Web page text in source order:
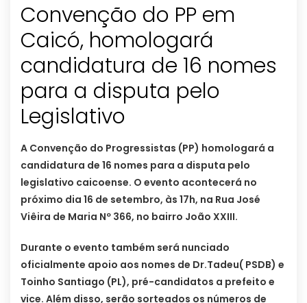
Convenção do PP em
Caicó, homologará
candidatura de 16 nomes
para a disputa pelo
Legislativo
A Convenção do Progressistas (PP) homologará a
candidatura de 16 nomes para a disputa pelo
legislativo caicoense. O evento acontecerá no
próximo dia 16 de setembro, às 17h, na Rua José
Viêira de Maria Nº 366, no bairro João XXIII.
Durante o evento também será nunciado
oficialmente apoio aos nomes de Dr.Tadeu( PSDB) e
Toinho Santiago (PL), pré-candidatos a prefeito e
vice. Além disso, serão sorteados os números de